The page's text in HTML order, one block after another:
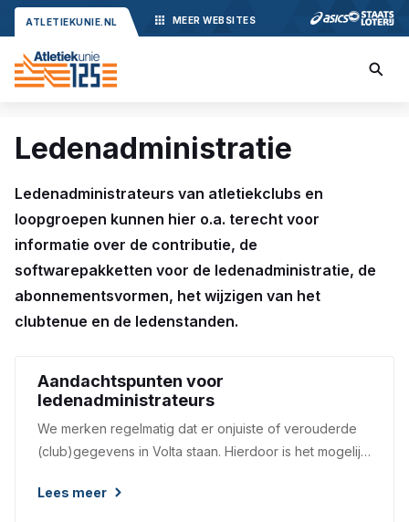
ATLETIEKUNIE.NL MEER WEBSITES
Ledenadministratie
Ledenadministrateurs van atletiekclubs en
loopgroepen kunnen hier o.a. terecht voor
informatie over de contributie, de
softwarepakketten voor de ledenadministratie, de
abonnementsvormen, het wijzigen van het
clubtenue en de ledenstanden.
Aandachtspunten voor
ledenadministrateurs
We merken regelmatig dat er onjuiste of verouderde
(club)gegevens in Volta staan. Hierdoor is het mogelijk
personen gestuurd wordt. Voor onderstaande
Lees meer